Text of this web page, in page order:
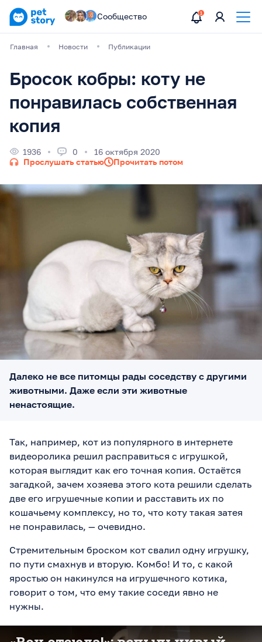
Сообщество
Главная Новости Публикации
Бросок кобры: коту не
понравилась собственная
копия
1936 0
16 октября 2020
Прослушать статью
Прочитать потом
Далеко не все питомцы рады соседству с другими
животными. Даже если эти животные
ненастоящие.
Так, например, кот из популярного в интернете
видеоролика решил расправиться с игрушкой,
которая выглядит как его точная копия. Остаётся
загадкой, зачем хозяева этого кота решили сделать
две его игрушечные копии и расставить их по
кошачьему комплексу, но то, что коту такая затея
не понравилась, — очевидно.
Стремительным броском кот свалил одну игрушку,
по пути смахнув и вторую. Комбо! И то, с какой
яростью он накинулся на игрушечного котика,
говорит о том, что ему такие соседи явно не
нужны.